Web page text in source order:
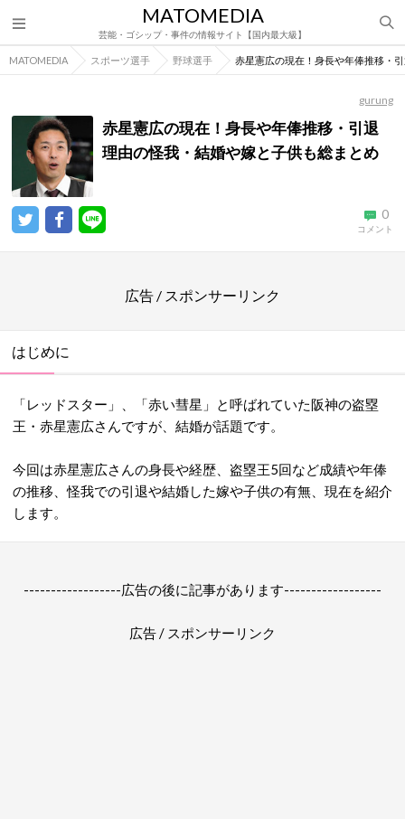
MATOMEDIA
芸能・ゴシップ・事件の情報サイト【国内最大級】
MATOMEDIA スポーツ選手 野球選手 赤星憲広の現在！身長や年俸推移・
gurung
赤星憲広の現在！身長や年俸推移・引退
理由の怪我・結婚や嫁と子供も総まとめ
0
コメント
広告 / スポンサーリンク
はじめに
「レッドスター」、「赤い彗星」と呼ばれていた阪神の盗塁
王・赤星憲広さんですが、結婚が話題です。
今回は赤星憲広さんの身長や経歴、盗塁王5回など成績や年俸
の推移、怪我での引退や結婚した嫁や子供の有無、現在を紹介
します。
------------------広告の後に記事があります------------------
広告 / スポンサーリンク